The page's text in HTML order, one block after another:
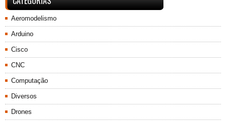
Aeromodelismo
Arduino
Cisco
CNC
Computação
Diversos
Drones